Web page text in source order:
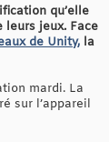
qu’elle
leurs jeux. Face
de Unity, la
mardi. La
sur l’appareil